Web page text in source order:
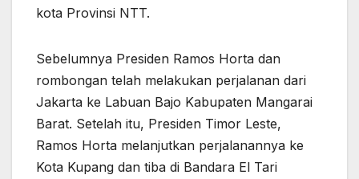
kota Provinsi NTT.
Sebelumnya Presiden Ramos Horta dan
rombongan telah melakukan perjalanan dari
Jakarta ke Labuan Bajo Kabupaten Mangarai
Barat. Setelah itu, Presiden Timor Leste,
Ramos Horta melanjutkan perjalanannya ke
Kota Kupang dan tiba di Bandara El Tari